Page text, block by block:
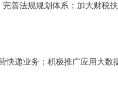
法规规划体系；加大财税
业务；积极推广应用大数